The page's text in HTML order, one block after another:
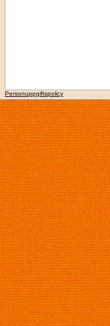
Personuppgiftspolicy